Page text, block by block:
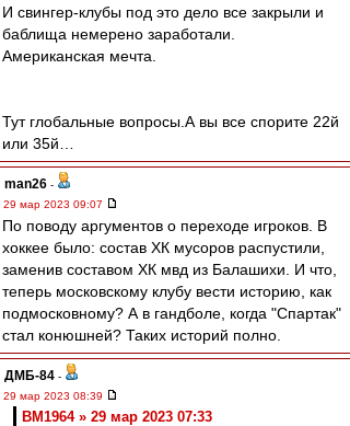
И свингер-клубы под это дело все закрыли и
баблища немерено заработали.
Американская мечта.
Тут глобальные вопросы.А вы все спорите 22й
или 35й…
man26 -
29 мар 2023 09:07
По поводу аргументов о переходе игроков. В
хоккее было: состав ХК мусоров распустили,
заменив составом ХК мвд из Балашихи. И что,
теперь московскому клубу вести историю, как
подмосковному? А в гандболе, когда "Спартак"
стал конюшней? Таких историй полно.
ДМБ-84 -
29 мар 2023 08:39
BM1964 » 29 мар 2023 07:33